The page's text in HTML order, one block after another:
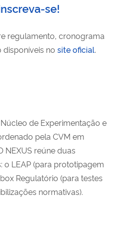
se!
regulamento, cronograma
disponíveis no site oficial.
de Experimentação e
pela CVM em
NEXUS reúne duas
o LEAP (para prototipagem
Regulatório (para testes
normativas).